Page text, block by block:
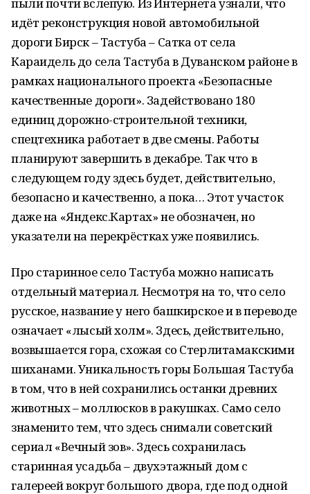
идёт реконструкция новой автомобильной
дороги Бирск – Тастуба – Сатка от села
Караидель до села Тастуба в Дуванском районе в
рамках национального проекта «Безопасные
качественные дороги». Задействовано 180
единиц дорожно-строительной техники,
спецтехника работает в две смены. Работы
планируют завершить в декабре. Так что в
следующем году здесь будет, действительно,
безопасно и качественно, а пока… Этот участок
даже на «Яндекс.Картах» не обозначен, но
указатели на перекрёстках уже появились.
Про старинное село Тастуба можно написать
отдельный материал. Несмотря на то, что село
русское, название у него башкирское и в переводе
означает «лысый холм». Здесь, действительно,
возвышается гора, схожая со Стерлитамакскими
шиханами. Уникальность горы Большая Тастуба
в том, что в ней сохранились останки древних
животных – моллюсков в ракушках. Само село
знаменито тем, что здесь снимали советский
сериал «Вечный зов». Здесь сохранилась
старинная усадьба – двухэтажный дом с
галереей вокруг большого двора, где под одной